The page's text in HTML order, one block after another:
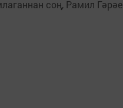
соң, Рамил